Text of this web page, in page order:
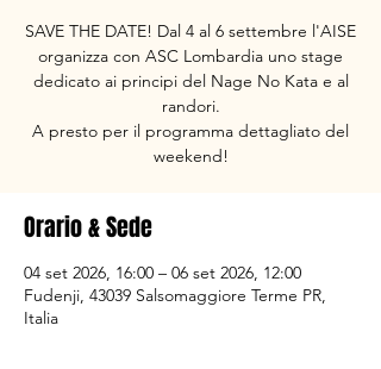
SAVE THE DATE! Dal 4 al 6 settembre l'AISE
organizza con ASC Lombardia uno stage
dedicato ai principi del Nage No Kata e al
randori.
A presto per il programma dettagliato del
weekend!
Orario & Sede
04 set 2026, 16:00 – 06 set 2026, 12:00
Fudenji, 43039 Salsomaggiore Terme PR,
Italia